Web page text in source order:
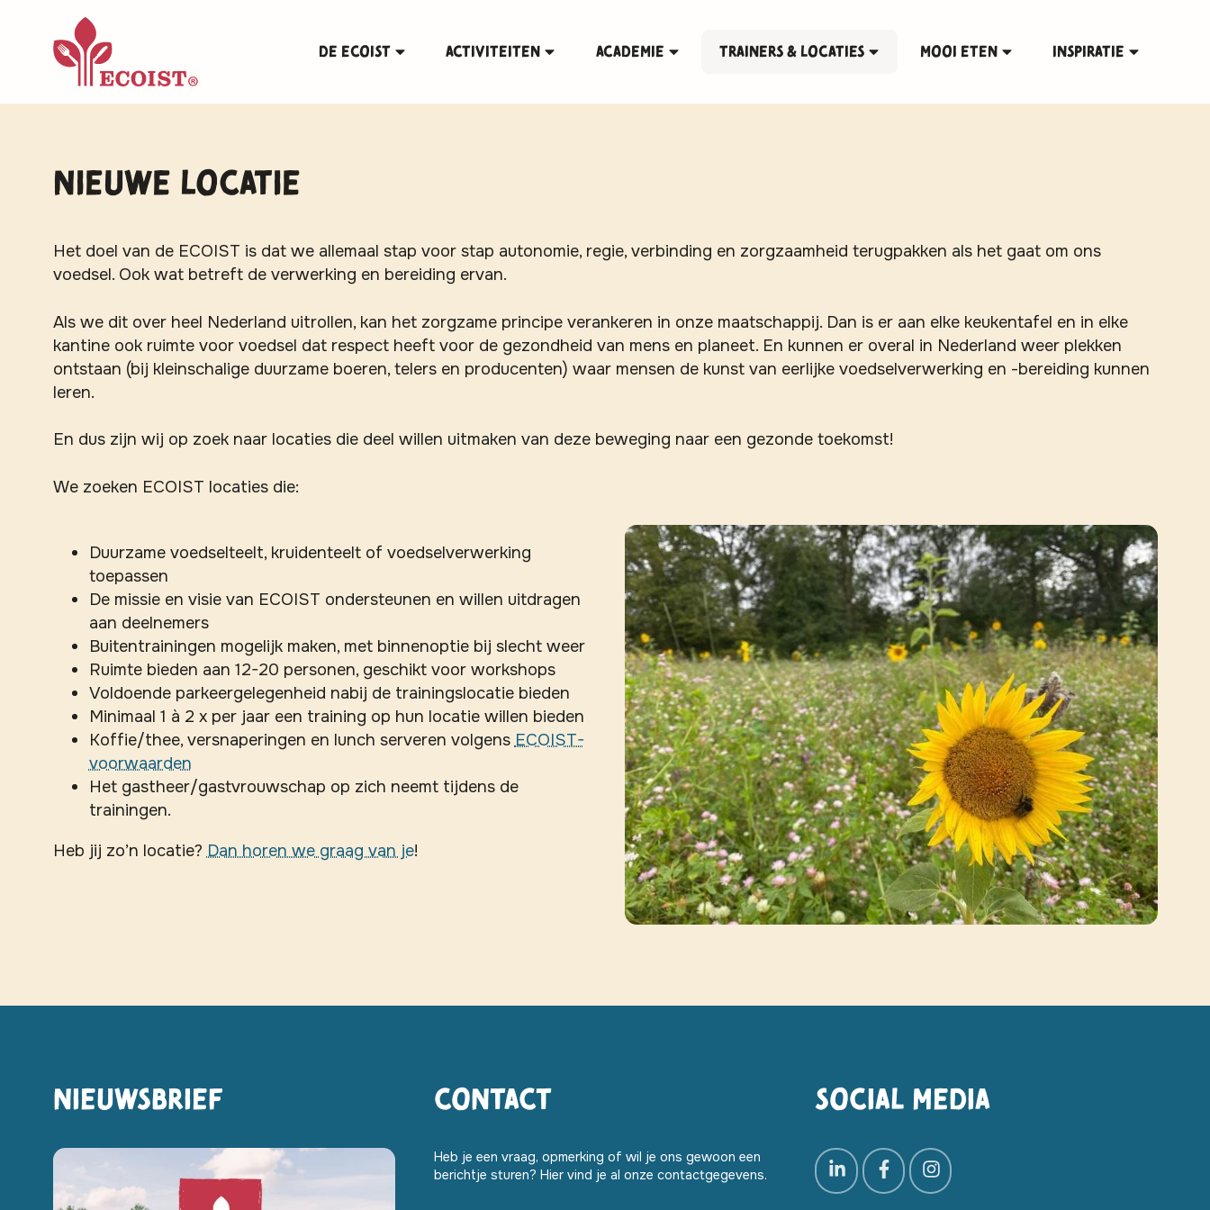
De ECOIST Activiteiten Academie Trainers & Locaties MOOI eten Inspiratie
Nieuwe locatie
Het doel van de ECOIST is dat we allemaal stap voor stap autonomie, regie, verbinding en zorgzaamheid terugpakken als het gaat om ons
voedsel. Ook wat betreft de verwerking en bereiding ervan.
Als we dit over heel Nederland uitrollen, kan het zorgzame principe verankeren in onze maatschappij. Dan is er aan elke keukentafel en in elke
kantine ook ruimte voor voedsel dat respect heeft voor de gezondheid van mens en planeet. En kunnen er overal in Nederland weer plekken
ontstaan (bij kleinschalige duurzame boeren, telers en producenten) waar mensen de kunst van eerlijke voedselverwerking en -bereiding kunnen
leren.
En dus zijn wij op zoek naar locaties die deel willen uitmaken van deze beweging naar een gezonde toekomst!
We zoeken ECOIST locaties die:
Duurzame voedselteelt, kruidenteelt of voedselverwerking
toepassen
De missie en visie van ECOIST ondersteunen en willen uitdragen
aan deelnemers
Buitentrainingen mogelijk maken, met binnenoptie bij slecht weer
Ruimte bieden aan 12-20 personen, geschikt voor workshops
Voldoende parkeergelegenheid nabij de trainingslocatie bieden
Minimaal 1 à 2 x per jaar een training op hun locatie willen bieden
Koffie/thee, versnaperingen en lunch serveren volgensECOIST-
voorwaarden
Het gastheer/gastvrouwschap op zich neemt tijdens de
trainingen.
Heb jij zo’n locatie?Dan horen we graag van je!
Nieuwsbrief Contact
Heb je een vraag, opmerking of wil je ons gewoon een
berichtje sturen? Hier vind je al onze contactgegevens.
Social media